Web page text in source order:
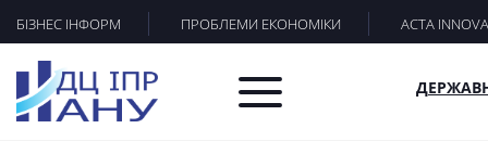
БІЗНЕС ІНФОРМ ПРОБЛЕМИ ЕКОНОМІКИ ACTA